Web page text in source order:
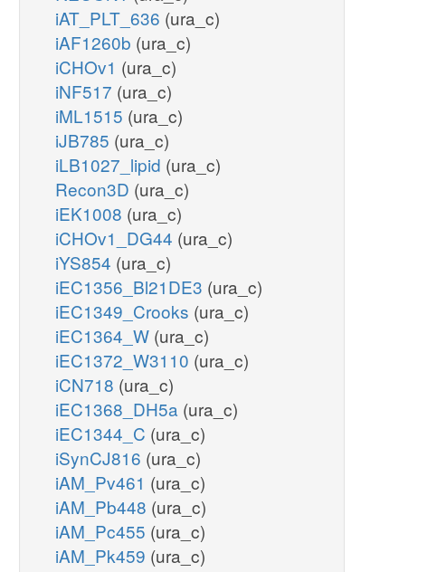
iAT_PLT_636 (ura_c)
iAF1260b (ura_c)
iCHOv1 (ura_c)
iNF517 (ura_c)
iML1515 (ura_c)
iJB785 (ura_c)
iLB1027_lipid (ura_c)
Recon3D (ura_c)
iEK1008 (ura_c)
iCHOv1_DG44 (ura_c)
iYS854 (ura_c)
iEC1356_Bl21DE3 (ura_c)
iEC1349_Crooks (ura_c)
iEC1364_W (ura_c)
iEC1372_W3110 (ura_c)
iCN718 (ura_c)
iEC1368_DH5a (ura_c)
iEC1344_C (ura_c)
iSynCJ816 (ura_c)
iAM_Pv461 (ura_c)
iAM_Pb448 (ura_c)
iAM_Pc455 (ura_c)
iAM_Pk459 (ura_c)